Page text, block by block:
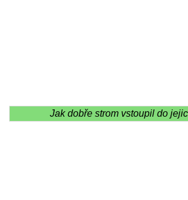
Jak dobře strom vstoupil do